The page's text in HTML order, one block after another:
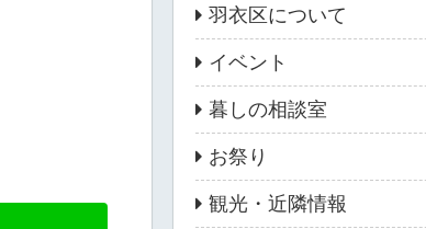
羽衣区について
イベント
暮しの相談室
お祭り
観光・近隣情報